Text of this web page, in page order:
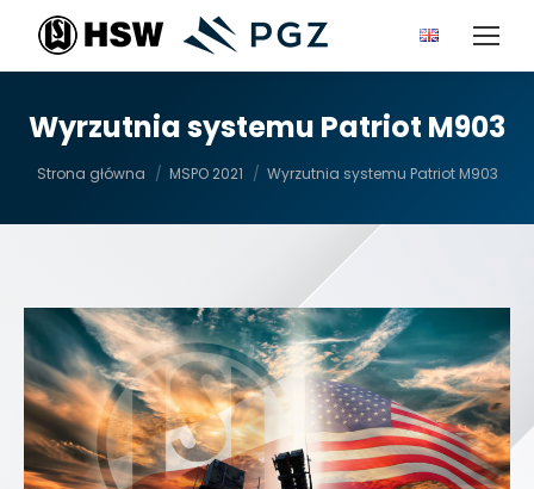
Wyrzutnia systemu Patriot M903
Strona główna MSPO 2021 Wyrzutnia systemu Patriot M903